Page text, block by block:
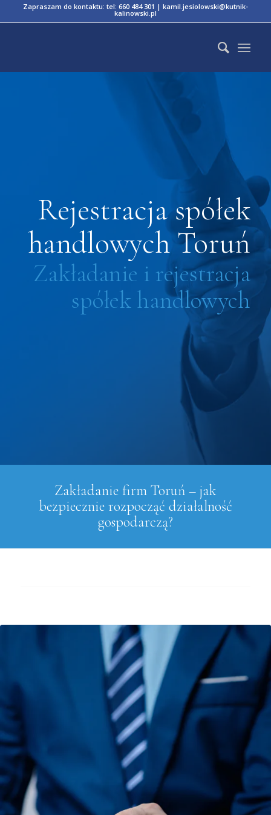
Zapraszam do kontaktu: tel: 660 484 301 | kamil.jesiolowski@kutnik-
kalinowski.pl
Rejestracja spółek
handlowych Toruń
Zakładanie i rejestracja
spółek handlowych
Zakładanie firm Toruń – jak
bezpiecznie rozpocząć działalność
gospodarczą?